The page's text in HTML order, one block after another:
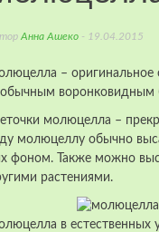
Анна Ашеко - 19.04.2015
– оригинальное
воронковидным
молюцелла –
молюцеллу обычно
фоном. Также можно
растениями.
в естественных